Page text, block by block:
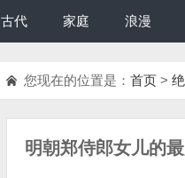
古代 家庭 浪漫
您现在的位置是： 首页 >
明朝郑侍郎女儿的